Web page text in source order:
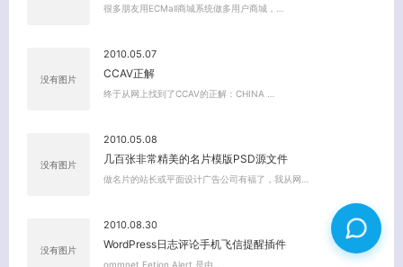
很多朋友用ECMall商城系统做多用户商城，…
没有图片
2010.05.07
CCAV正解
终于从网上找到了CCAV的正解：CHINA …
没有图片
2010.05.08
几百张非常精美的名片模版PSD源文件
做名片的站长或平面设计广告公司有福了，我从网…
没有图片
2010.08.30
WordPress日志评论手机飞信提醒插件
ommnet Fetion Alert 是由…